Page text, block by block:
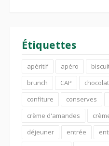
Étiquettes
apéritif apéro
brunch
CAP chocolat
confiture
conserves
crème d'amandes
déjeuner
entrée